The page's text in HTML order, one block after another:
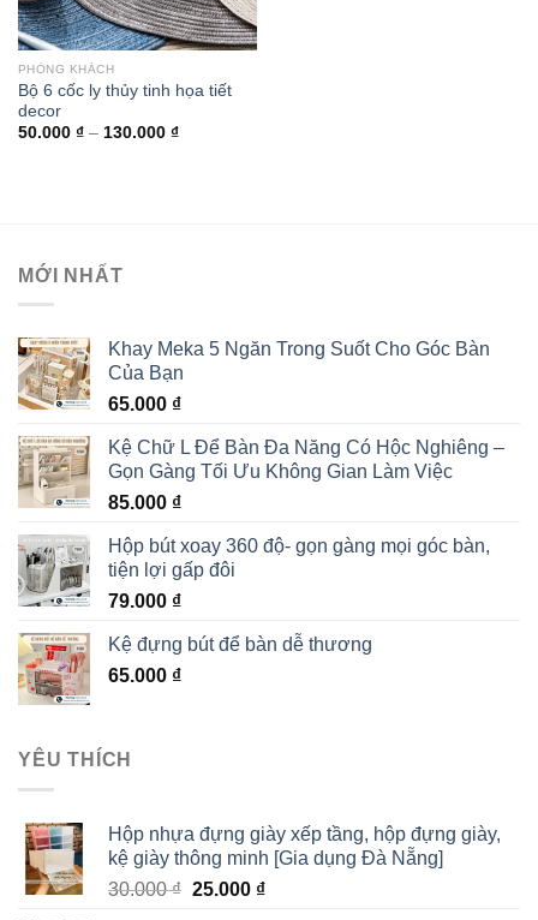
PHÒNG KHÁCH
Bộ 6 cốc ly thủy tinh họa tiết
decor
50.000 ₫– 130.000 ₫
MỚI NHẤT
Khay Meka 5 Ngăn Trong Suốt Cho Góc Bàn
Của Bạn
65.000 ₫
Kệ Chữ L Để Bàn Đa Năng Có Hộc Nghiêng –
Gọn Gàng Tối Ưu Không Gian Làm Việc
85.000 ₫
Hộp bút xoay 360 độ- gọn gàng mọi góc bàn,
tiện lợi gấp đôi
79.000 ₫
Kệ đựng bút để bàn dễ thương
65.000 ₫
YÊU THÍCH
Hộp nhựa đựng giày xếp tầng, hộp đựng giày,
kệ giày thông minh [Gia dụng Đà Nẵng]
30.000₫ 25.000 ₫